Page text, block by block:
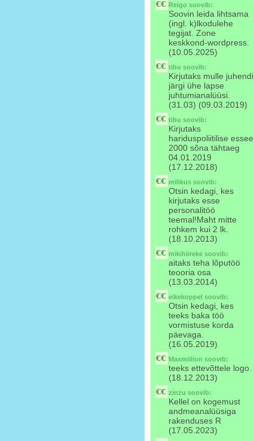
Reigo soovib:
Soovin leida lihtsama
(ingl. k)lkodulehe
tegijat. Zone
keskkond-wordpress.
(10.05.2025)
tibu soovib:
Kirjutaks mulle juhendi
järgi ühe lapse
juhtumianalüüsi.
(31.03) (09.03.2019)
tibu soovib:
Kirjutaks
hariduspoliitilise essee
2000 sõna tähtaeg
04.01.2019
(17.12.2018)
milikus soovib:
Otsin kedagi, kes
kirjutaks esse
personalitöö
teemal!Maht mitte
rohkem kui 2 lk.
(18.10.2013)
mikihiireke soovib:
aitaks teha lõputöö
teooria osa
(13.03.2014)
eikekoppel soovib:
Otsin kedagi, kes
teeks baka töö
vormistuse korda
päevaga.
(16.05.2019)
Maxmiilion soovib:
teeks ettevõttele logo.
(18.12.2013)
zinzu soovib:
Kellel on kogemust
andmeanalüüsiga
rakenduses R
(17.05.2023)